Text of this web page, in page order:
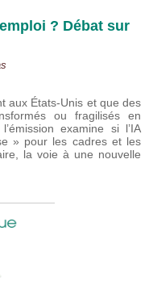
? Débat sur
aux États-Unis et que des
ou fragilisés en
examine si l’IA
» pour les cadres et les
la voie à une nouvelle